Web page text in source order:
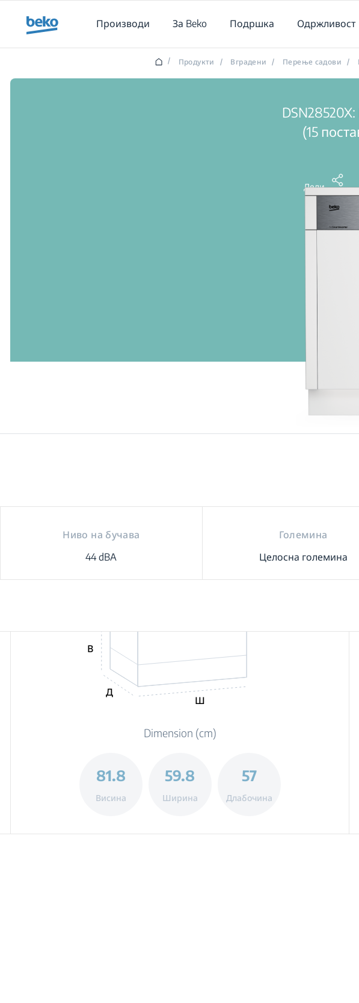
Производи
За Beko Подршка Одржливост
/ Продукти / Вградени / Перење садови /
(15
Дели
Ниво на бучава
44 dBA
Големина
Целосна големина
В
Д
Ш
Dimension (cm)
81.8
Висина
59.8
Ширина
57
Длабочина